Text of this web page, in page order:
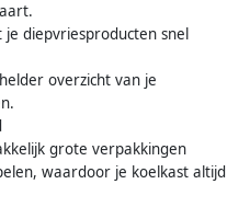
diepvriesproducten snel
overzicht van je
grote verpakkingen
waardoor je koelkast altijd